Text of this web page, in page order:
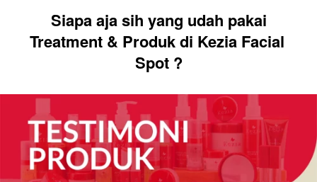
Siapa aja sih yang udah pakai
Treatment & Produk di Kezia Facial
Spot ?